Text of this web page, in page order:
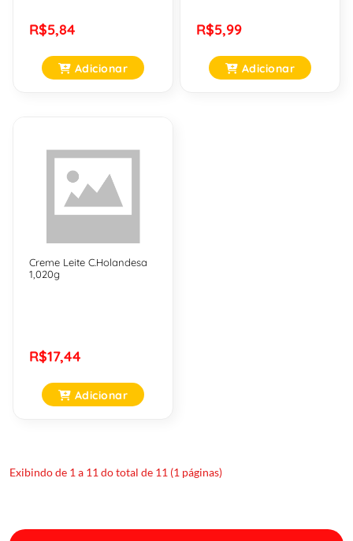
R$5,84
Adicionar
R$5,99
Adicionar
Creme Leite C.Holandesa
1,020g
R$17,44
Adicionar
Exibindo de 1 a 11 do total de 11 (1 páginas)